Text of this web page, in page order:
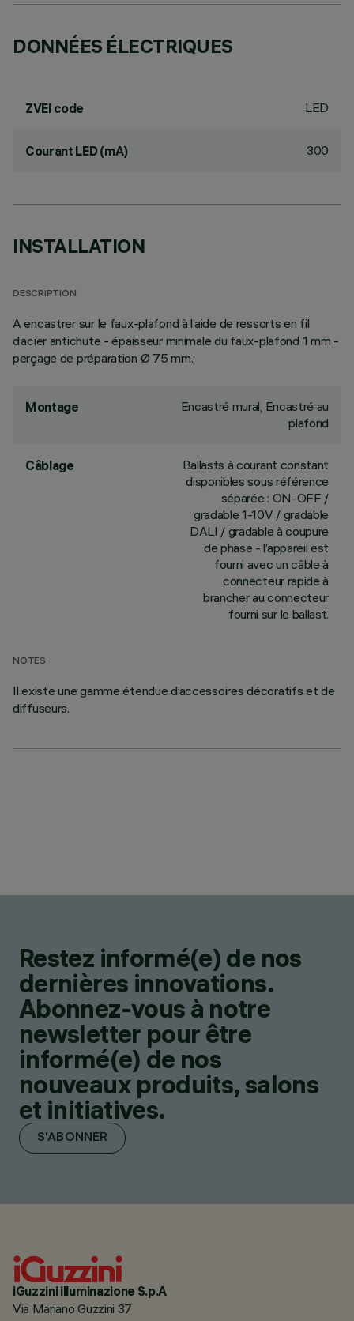
DONNÉES ÉLECTRIQUES
ZVEI code LED
Courant LED (mA) 300
INSTALLATION
DESCRIPTION
A encastrer sur le faux-plafond à l’aide de ressorts en fil
d’acier antichute - épaisseur minimale du faux-plafond 1 mm -
perçage de préparation Ø 75 mm.;
Montage
Encastré mural, Encastré au
plafond
Câblage
Ballasts à courant constant
disponibles sous référence
séparée : ON-OFF /
gradable 1-10V / gradable
DALI / gradable à coupure
de phase - l’appareil est
fourni avec un câble à
connecteur rapide à
brancher au connecteur
fourni sur le ballast.
NOTES
Il existe une gamme étendue d’accessoires décoratifs et de
diffuseurs.
Restez informé(e) de nos
dernières innovations.
Abonnez-vous à notre
newsletter pour être
informé(e) de nos
nouveaux produits, salons
et initiatives.
S'ABONNER
iGuzzini illuminazione S.p.A
Via Mariano Guzzini 37